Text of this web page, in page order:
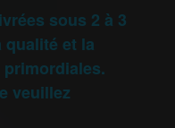
sous 2 à 3
et la
veuillez